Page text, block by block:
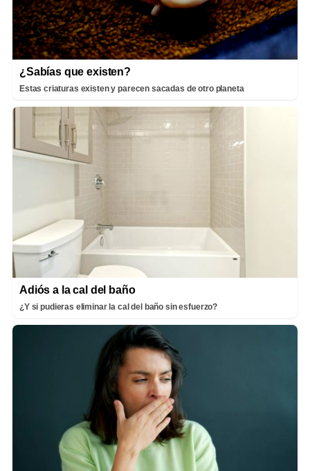
¿Sabías que existen?
Estas criaturas existen y parecen sacadas de otro planeta
Adiós a la cal del baño
¿Y si pudieras eliminar la cal del baño sin esfuerzo?